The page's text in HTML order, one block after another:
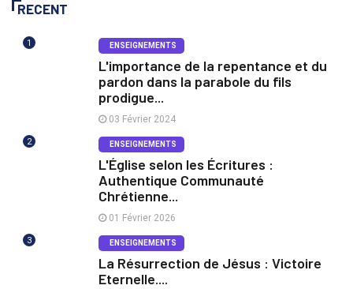
RECENT
1 ENSEIGNEMENTS
L'importance de la repentance et du
pardon dans la parabole du fils
prodigue...
03 Février 2024
2 ENSEIGNEMENTS
L'Église selon les Écritures :
Authentique Communauté
Chrétienne...
01 Février 2026
3 ENSEIGNEMENTS
La Résurrection de Jésus : Victoire
Eternelle....